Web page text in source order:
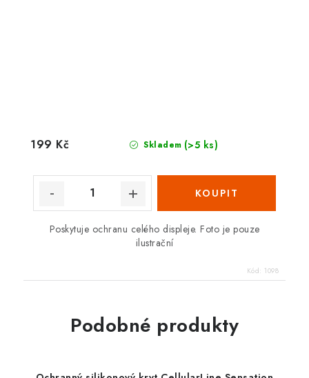
Skladem (>5 ks)
199 Kč
Poskytuje ochranu celého displeje. Foto je pouze
ilustrační
Kód: 1098
Podobné produkty